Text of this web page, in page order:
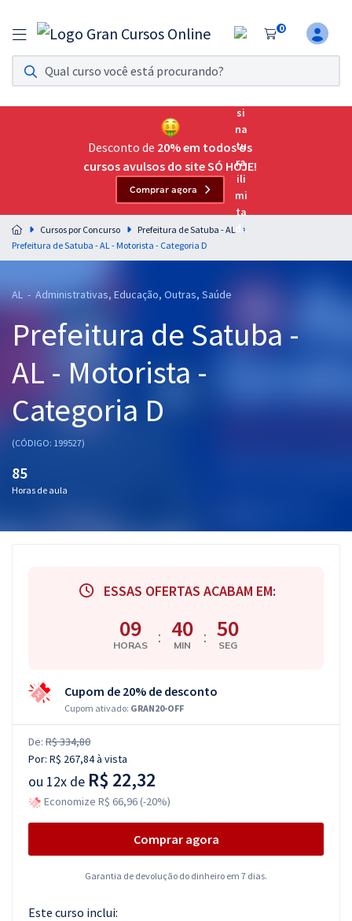
0
Assinatura Ilimitada 11
Acesso a todos os cursos. Teste grátis por 7 dias!
Assinatura OAB Até Passar
Acesso ilimitado a toda preparação para o Exame da
Residências Multiprofissionais
Preparação completa e intensiva para as principais
residências em saúde do Brasil
Cursos 20% OFF
Pós
Graduação
OAB
Mentorias
Desconto de 20% em todos os
cursos avulsos do site SÓ HOJE!
Comprar agora
Cursos por Concurso
Prefeitura de Satuba - AL
Prefeitura de Satuba - AL - Motorista - Categoria D
AL - Administrativas, Educação, Outras, Saúde
Prefeitura de Satuba -
AL - Motorista -
Categoria D
(CÓDIGO: 199527)
85
Horas de aula
ESSAS OFERTAS ACABAM EM:
09
HORAS : 40
MIN : 49
SEG
Cupom de 20% de desconto
Cupom ativado: GRAN20-OFF
De: R$ 334,80
Por: R$ 267,84à vista
ou 12x de R$ 22,32
Economize R$ 66,96 (-20%)
Comprar agora
Garantia de devolução do dinheiro em 7 dias.
Este curso inclui: